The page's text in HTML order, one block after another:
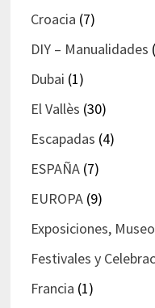
Croacia (7)
DIY – Manualidades
Dubai (1)
El Vallès (30)
Escapadas (4)
ESPAÑA(7)
EUROPA(9)
Exposiciones,
Festivales y
Francia (1)